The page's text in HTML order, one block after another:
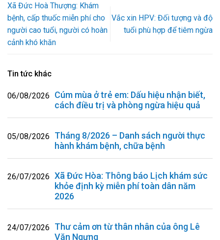
Xã Đức Hoà Thượng: Khám
bệnh, cấp thuốc miễn phí cho
người cao tuổi, người có hoàn
cảnh khó khăn
Vắc xin HPV: Đối tượng và độ
tuổi phù hợp để tiêm ngừa
Tin tức khác
06/08/2026
Cúm mùa ở trẻ em: Dấu hiệu nhận biết,
cách điều trị và phòng ngừa hiệu quả
05/08/2026
Tháng 8/2026 – Danh sách người thực
hành khám bệnh, chữa bệnh
26/07/2026 Xã Đức Hòa: Thông báo Lịch khám sức
khỏe định kỳ miễn phí toàn dân năm
2026
24/07/2026
Thư cảm ơn từ thân nhân của ông Lê
Văn Ngưng